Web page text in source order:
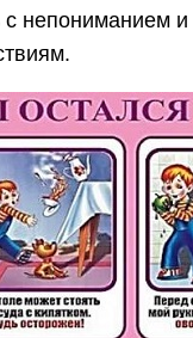
с непониманием